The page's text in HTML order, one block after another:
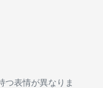
つ表情が異なりま